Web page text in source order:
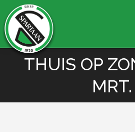
THUIS OP
MRT.